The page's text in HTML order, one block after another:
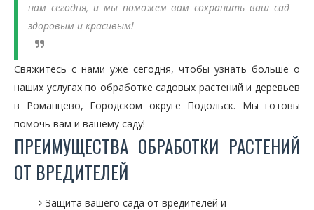
нам сегодня, и мы поможем вам сохранить ваш сад
здоровым и красивым!
Свяжитесь с нами уже сегодня, чтобы узнать больше о
наших услугах по обработке садовых растений и деревьев
в Романцево, Городском округе Подольск. Мы готовы
помочь вам и вашему саду!
ПРЕИМУЩЕСТВА ОБРАБОТКИ РАСТЕНИЙ
ОТ ВРЕДИТЕЛЕЙ
Защита вашего сада от вредителей и